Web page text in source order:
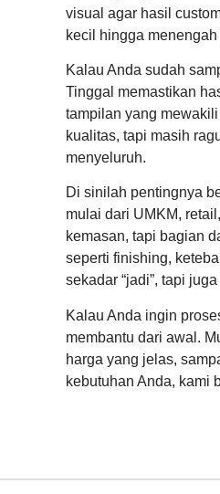
visual agar hasil
kecil hingga
Kalau Anda sudah
Tinggal memastikan
tampilan yang
kualitas, tapi masih
menyeluruh.
Di sinilah pentingnya
mulai dari UMKM,
kemasan, tapi bagian
seperti finishing,
sekadar “jadi”, tapi juga
Kalau Anda ingin
membantu dari awal.
harga yang jelas,
kebutuhan Anda, kami